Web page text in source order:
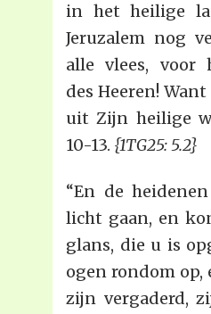
in het heilige
Jeruzalem nog
alle vlees, voor
des Heeren!
uit Zijn heilige
10-13. {1TG25: 5.2}
“En de
licht gaan, en
glans, die u is
ogen rondom op,
zijn vergaderd,